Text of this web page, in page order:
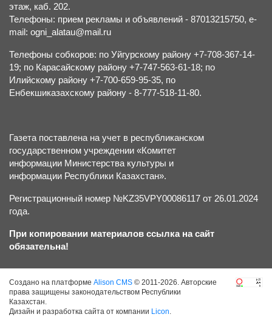
этаж, каб. 202.
Телефоны: прием рекламы и объявлений - 87013215750, e-
mail: ogni_alatau@mail.ru
Телефоны собкоров: по Уйгурскому району +7-708-367-14-
19; по Карасайскому району +7-747-563-61-18; по
Илийскому району +7-700-659-95-35, по
Енбекшиказахскому району - 8-777-518-11-80.
Газета поставлена на учет в республиканском
государственном учреждении «Комитет
информации Министерства культуры и
информации Республики Казахстан».
Регистрационный номер №KZ35VPY00086117 от 26.01.2024
года.
При копировании материалов ссылка на сайт
обязательна!
Создано на платформе Alison CMS © 2011-2026. Авторские
права защищены законодательством Республики
Казахстан.
Дизайн и разработка сайта от компании Licon.